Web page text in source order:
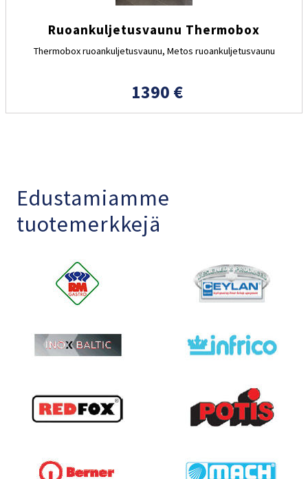
Ruoankuljetusvaunu Thermobox
Thermobox ruoankuljetusvaunu, Metos ruoankuljetusvaunu
1390 €
Edustamiamme
tuotemerkkejä